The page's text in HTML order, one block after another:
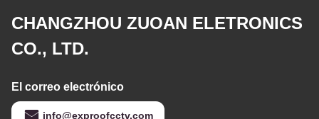
CHANGZHOU ZUOAN ELETRONICS
CO., LTD.
El correo electrónico
info@exproofcctv.com